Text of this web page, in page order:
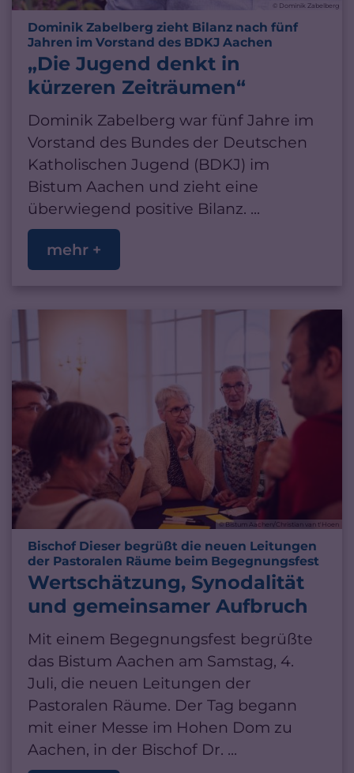
© Dominik Zabelberg
Dominik Zabelberg zieht Bilanz nach fünf
Jahren im Vorstand des BDKJ Aachen
„Die Jugend denkt in
kürzeren Zeiträumen“
Dominik Zabelberg war fünf Jahre im
Vorstand des Bundes der Deutschen
Katholischen Jugend (BDKJ) im
Bistum Aachen und zieht eine
überwiegend positive Bilanz. ...
mehr +
© Bistum Aachen/Christian van t'Hoen
Bischof Dieser begrüßt die neuen Leitungen
der Pastoralen Räume beim Begegnungsfest
Wertschätzung, Synodalität
und gemeinsamer Aufbruch
Mit einem Begegnungsfest begrüßte
das Bistum Aachen am Samstag, 4.
Juli, die neuen Leitungen der
Pastoralen Räume. Der Tag begann
mit einer Messe im Hohen Dom zu
Aachen, in der Bischof Dr. ...